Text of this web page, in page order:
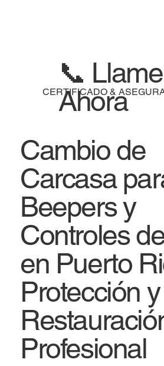
CERTIFICADO &
📞 Llame
Ahora
Cambio de
Carcasa
Beepers y
Controles
en Puerto
Protección y
Profesional